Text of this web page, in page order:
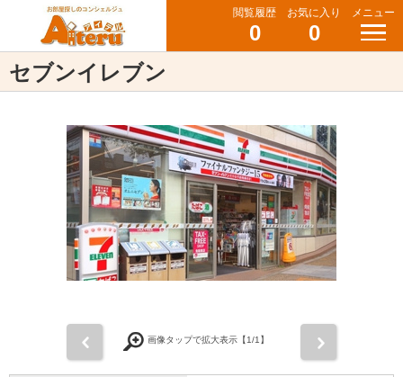
閲覧履歴
0
お気に入り
0
メニュー
セブンイレブン
画像タップで拡大表示【1/1】